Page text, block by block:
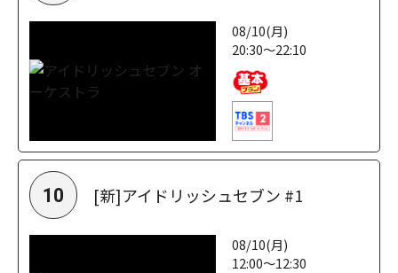
08/10(月)
20:30～22:10
10 [新]アイドリッシュセブン #1
08/10(月)
12:00～12:30